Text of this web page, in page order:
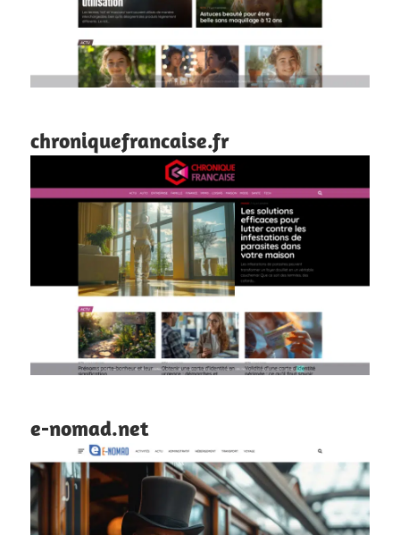
chroniquefrancaise.fr
e-nomad.net